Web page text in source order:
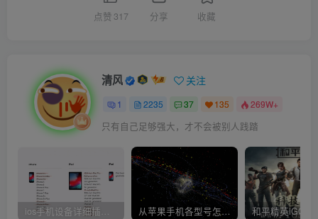
点赞 317 分享 收藏
清风 关注
1 2235 37 135 269W+
只有自己足够强大，才不会被别人践踏
ios手机设备详细插件平刷教程 从苹果手机各型号怎么越狱到怎么开科技完整教程